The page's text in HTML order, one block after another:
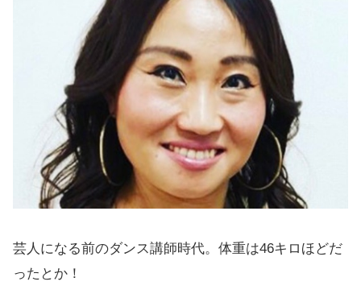
芸人になる前のダンス講師時代。体重は46キロほどだ
ったとか！